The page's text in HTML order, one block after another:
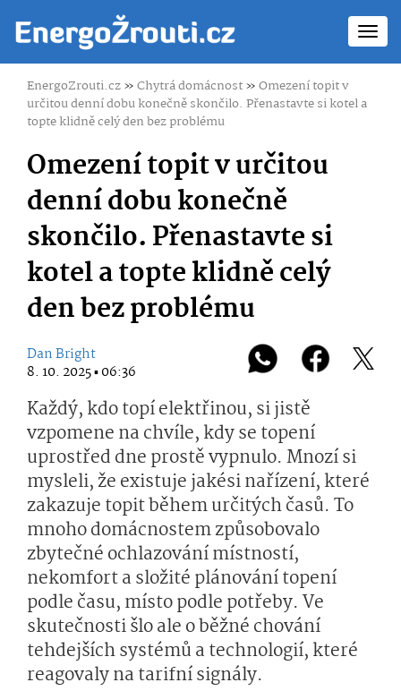
EnergoZrouti.cz»Chytrá domácnost»Omezení topit v
určitou denní dobu konečně skončilo. Přenastavte si kotel a
topte klidně celý den bez problému
Omezení topit v určitou
denní dobu konečně
skončilo. Přenastavte si
kotel a topte klidně celý
den bez problému
Dan Bright
8. 10. 2025 ▪ 06:36
Každý, kdo topí elektřinou, si jistě
vzpomene na chvíle, kdy se topení
uprostřed dne prostě vypnulo. Mnozí si
mysleli, že existuje jakési nařízení, které
zakazuje topit během určitých časů. To
mnoho domácnostem způsobovalo
zbytečné ochlazování místností,
nekomfort a složité plánování topení
podle času, místo podle potřeby. Ve
skutečnosti šlo ale o běžné chování
tehdejších systémů a technologií, které
reagovaly na tarifní signály.